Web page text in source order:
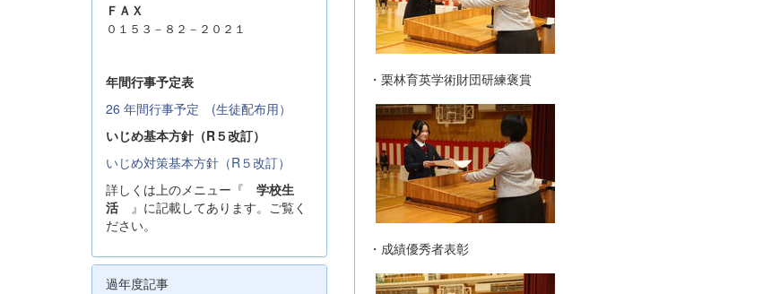
・栗林育英学術財団研練褒賞
・成績優秀者表彰
ＦＡＸ
０１５３－８２－２０２１
年間行事予定表
26 年間行事予定 (生徒配布用）
いじめ基本方針（R５改訂）
いじめ対策基本方針（R５改訂）
詳しくは上のメニュー『 学校生
活 』に記載してあります。ご覧く
ださい。
過年度記事